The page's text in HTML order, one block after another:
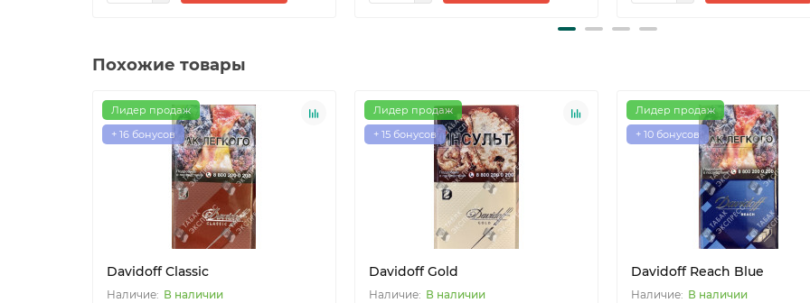
Похожие товары
Лидер продаж
+ 16 бонусов
Davidoff Classic
В наличии
Лидер продаж
+ 15 бонусов
Davidoff Gold
В наличии
Лидер продаж
+ 10 бонусов
Davidoff Reach Blue
В наличии